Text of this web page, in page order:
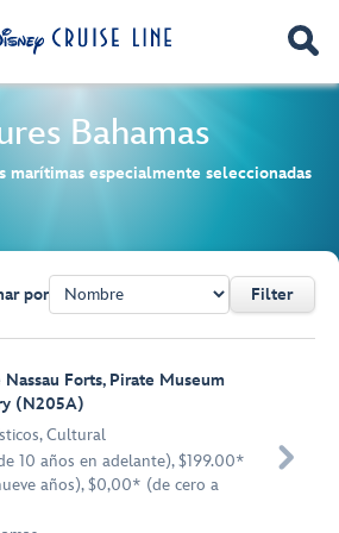
Bahamas
marítimas especialmente seleccionadas
por Filter
Forts, Pirate Museum
(N205A)
,Cultural
10 años en adelante), $199.00*
años), $0,00* (de cero a
